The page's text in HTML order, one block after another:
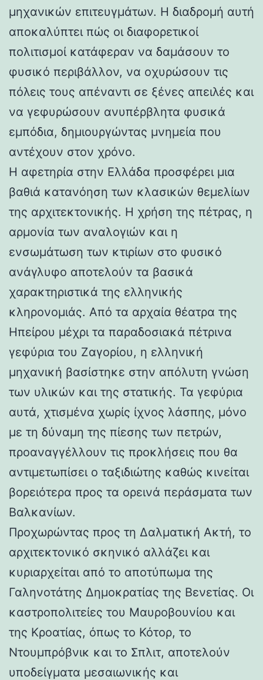
μηχανικών επιτευγμάτων. Η διαδρομή αυτή
αποκαλύπτει πώς οι διαφορετικοί
πολιτισμοί κατάφεραν να δαμάσουν το
φυσικό περιβάλλον, να οχυρώσουν τις
πόλεις τους απέναντι σε ξένες απειλές και
να γεφυρώσουν ανυπέρβλητα φυσικά
εμπόδια, δημιουργώντας μνημεία που
αντέχουν στον χρόνο.
Η αφετηρία στην Ελλάδα προσφέρει μια
βαθιά κατανόηση των κλασικών θεμελίων
της αρχιτεκτονικής. Η χρήση της πέτρας, η
αρμονία των αναλογιών και η
ενσωμάτωση των κτιρίων στο φυσικό
ανάγλυφο αποτελούν τα βασικά
χαρακτηριστικά της ελληνικής
κληρονομιάς. Από τα αρχαία θέατρα της
Ηπείρου μέχρι τα παραδοσιακά πέτρινα
γεφύρια του Ζαγορίου, η ελληνική
μηχανική βασίστηκε στην απόλυτη γνώση
των υλικών και της στατικής. Τα γεφύρια
αυτά, χτισμένα χωρίς ίχνος λάσπης, μόνο
με τη δύναμη της πίεσης των πετρών,
προαναγγέλλουν τις προκλήσεις που θα
αντιμετωπίσει ο ταξιδιώτης καθώς κινείται
βορειότερα προς τα ορεινά περάσματα των
Βαλκανίων.
Προχωρώντας προς τη Δαλματική Ακτή, το
αρχιτεκτονικό σκηνικό αλλάζει και
κυριαρχείται από το αποτύπωμα της
Γαληνοτάτης Δημοκρατίας της Βενετίας. Οι
καστροπολιτείες του Μαυροβουνίου και
της Κροατίας, όπως το Κότορ, το
Ντουμπρόβνικ και το Σπλιτ, αποτελούν
υποδείγματα μεσαιωνικής και